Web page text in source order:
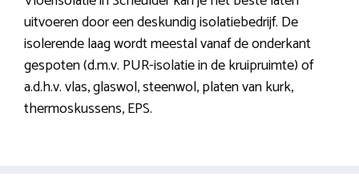
uitvoeren door een deskundig isolatiebedrijf. De
isolerende laag wordt meestal vanaf de onderkant
gespoten (d.m.v. PUR-isolatie in de kruipruimte) of
a.d.h.v. vlas, glaswol, steenwol, platen van kurk,
thermoskussens, EPS.